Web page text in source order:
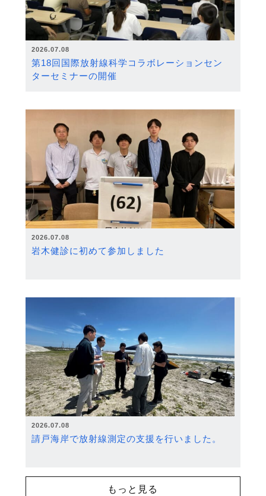
2026.07.08
第18回国際放射線科学コラボレーションセン
ターセミナーの開催
2026.07.08
岩木健診に初めて参加しました
2026.07.08
請戸海岸で放射線測定の支援を行いました。
もっと見る